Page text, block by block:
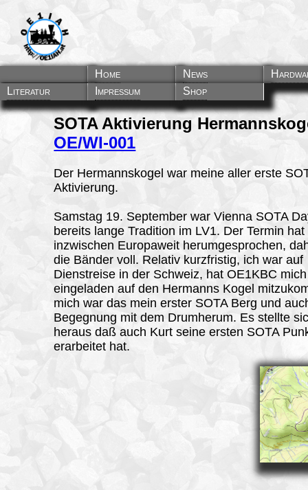
Home News
Literatur
Impressum Shop
SOTA Aktivierung
OE/WI-001
Der Hermannskogel war meine aller erste
Aktivierung.
Samstag 19. September war Vienna SOTA
bereits lange Tradition im LV1. Der Termin hat
inzwischen Europaweit herumgesprochen,
die Bänder voll. Relativ kurzfristig, ich war auf
Dienstreise in der Schweiz, hat OE1KBC mich
eingeladen auf den Hermanns Kogel
mich war das mein erster SOTA Berg und
Begegnung mit dem Drumherum. Es stellte
heraus daß auch Kurt seine ersten SOTA
erarbeitet hat.